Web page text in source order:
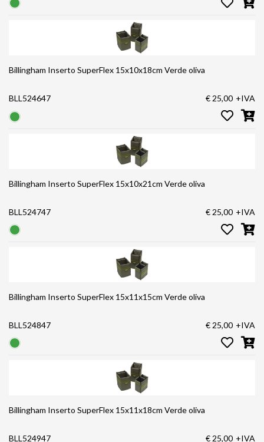
Billingham Inserto SuperFlex 15x10x18cm Verde oliva
BLL524647 € 25,00 +IVA
Billingham Inserto SuperFlex 15x10x21cm Verde oliva
BLL524747 € 25,00 +IVA
Billingham Inserto SuperFlex 15x11x15cm Verde oliva
BLL524847 € 25,00 +IVA
Billingham Inserto SuperFlex 15x11x18cm Verde oliva
BLL524947 € 25,00 +IVA